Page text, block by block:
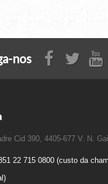
nos
Cid 390, 4405-677 V. N.
22 715 0800 (custo da